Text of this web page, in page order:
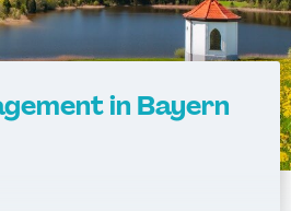
in Bayern